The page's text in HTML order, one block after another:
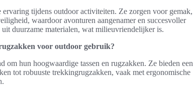
ervaring tijdens outdoor activiteiten. Ze zorgen voor gemak,
waardoor avonturen aangenamer en succesvoller
duurzame materialen, wat milieuvriendelijker is.
voor outdoor gebruik?
om hun hoogwaardige tassen en rugzakken. Ze bieden een
tot robuuste trekkingrugzakken, vaak met ergonomische